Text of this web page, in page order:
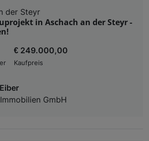
der Steyr
in Aschach an der Steyr -
€ 249.000,00
Kaufpreis
GmbH